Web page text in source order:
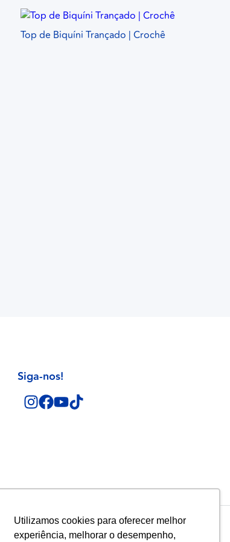
Utilizamos cookies para oferecer melhor
experiência, melhorar o desempenho,
Top de Biquíni Trançado | Crochê
Siga-nos!